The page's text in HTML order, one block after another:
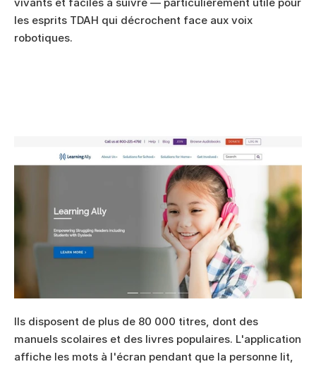
vivants et faciles à suivre — particulièrement utile pour
les esprits TDAH qui décrochent face aux voix
robotiques.
Ils disposent de plus de 80 000 titres, dont des
manuels scolaires et des livres populaires. L'application
affiche les mots à l'écran pendant que la personne lit,